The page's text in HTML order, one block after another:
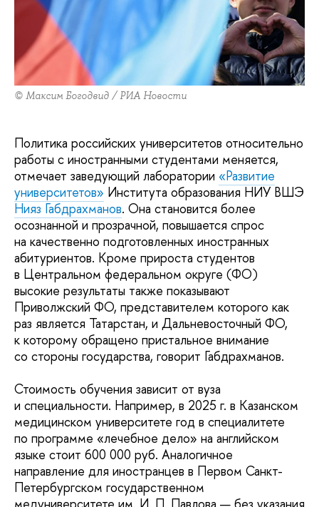
© Максим Богодвид / РИА Новости
Политика российских университетов относительно
работы с иностранными студентами меняется,
отмечает заведующий лаборатории «Развитие
университетов» Института образования НИУ ВШЭ
Нияз Габдрахманов. Она становится более
осознанной и прозрачной, повышается спрос
на качественно подготовленных иностранных
абитуриентов. Кроме прироста студентов
в Центральном федеральном округе (ФО)
высокие результаты также показывают
Приволжский ФО, представителем которого как
раз является Татарстан, и Дальневосточный ФО,
к которому обращено пристальное внимание
со стороны государства, говорит Габдрахманов.
Стоимость обучения зависит от вуза
и специальности. Например, в 2025 г. в Казанском
медицинском университете год в специалитете
по программе «лечебное дело» на английском
языке стоит 600 000 руб. Аналогичное
направление для иностранцев в Первом Санкт-
Петербургском государственном